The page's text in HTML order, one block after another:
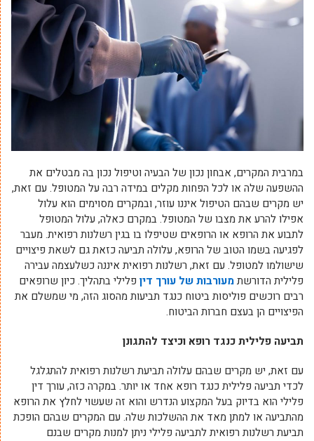
במרבית המקרים, אבחון נכון של הבעיה וטיפול נכון בה מבטלים את
ההשפעה שלה או לכל הפחות מקלים במידה רבה על המטופל. עם זאת,
יש מקרים שבהם הטיפול איננו עוזר, ובמקרים מסוימים הוא עלול
אפילו להרע את מצבו של המטופל. במקרם כאלה, עלול המטופל
לתבוע את הרופא או הרופאים שטיפלו בו בגין רשלנות רפואית. מעבר
לפגיעה בשמו הטוב של הרופא, עלולה תביעה כזאת גם לשאת פיצויים
שישולמו למטופל. עם זאת, רשלנות רפואית איננה כשלעצמה עבירה
פלילית הדורשתמעורבות של עורך דין פלילי בתהליך. כיון שרופאים
רבים רוכשים פוליסות ביטוח כנגד תביעות מהסוג הזה, מי שמשלם את
הפיצויים הן בעצם חברות הביטוח.
תביעה פלילית כנגד רופא וכיצד להתגונן
עם זאת, יש מקרים שבהם עלולה תביעת רשלנות רפואית להתגלגל
לכדי תביעה פלילית כנגד רופא אחד או יותר. במקרה כזה, עורך דין
פלילי הוא בדיוק בעל המקצוע הנדרש והוא זה שעשוי לחלץ את הרופא
מהתביעה או למתן מאד את ההשלכות שלה. עם המקרים שבהם הופכת
תביעת רשלנות רפואית לתביעה פלילי ניתן למנות מקרים שבנם